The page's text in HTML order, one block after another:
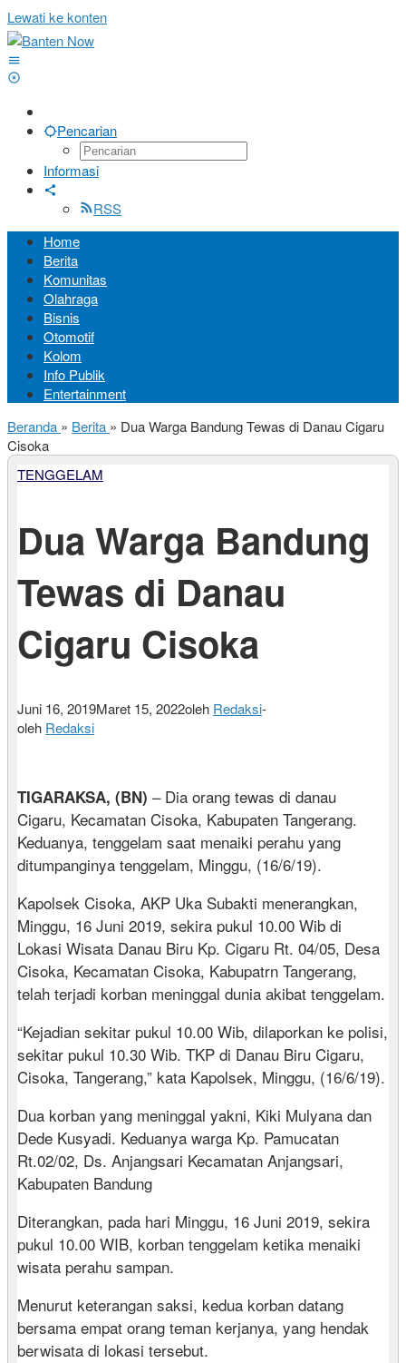
Lewati ke konten
Pencarian
Informasi
RSS
Home
Berita
Komunitas
Olahraga
Bisnis
Otomotif
Kolom
Info Publik
Entertainment
Beranda » Berita » Dua Warga Bandung Tewas di Danau Cigaru
Cisoka
TENGGELAM
Dua Warga Bandung
Tewas di Danau
Cigaru Cisoka
Juni 16, 2019Maret 15, 2022oleh Redaksi-
oleh Redaksi
TIGARAKSA, (BN) – Dia orang tewas di danau
Cigaru, Kecamatan Cisoka, Kabupaten Tangerang.
Keduanya, tenggelam saat menaiki perahu yang
ditumpanginya tenggelam, Minggu, (16/6/19).
Kapolsek Cisoka, AKP Uka Subakti menerangkan,
Minggu, 16 Juni 2019, sekira pukul 10.00 Wib di
Lokasi Wisata Danau Biru Kp. Cigaru Rt. 04/05, Desa
Cisoka, Kecamatan Cisoka, Kabupatrn Tangerang,
telah terjadi korban meninggal dunia akibat tenggelam.
“Kejadian sekitar pukul 10.00 Wib, dilaporkan ke polisi,
sekitar pukul 10.30 Wib. TKP di Danau Biru Cigaru,
Cisoka, Tangerang,” kata Kapolsek, Minggu, (16/6/19).
Dua korban yang meninggal yakni, Kiki Mulyana dan
Dede Kusyadi. Keduanya warga Kp. Pamucatan
Rt.02/02, Ds. Anjangsari Kecamatan Anjangsari,
Kabupaten Bandung
Diterangkan, pada hari Minggu, 16 Juni 2019, sekira
pukul 10.00 WIB, korban tenggelam ketika menaiki
wisata perahu sampan.
Menurut keterangan saksi, kedua korban datang
bersama empat orang teman kerjanya, yang hendak
berwisata di lokasi tersebut.